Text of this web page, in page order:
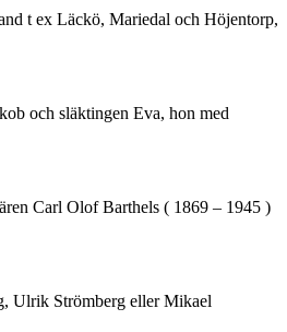
t ex Läckö, Mariedal och Höjentorp,
och släktingen Eva, hon med
Carl Olof Barthels ( 1869 – 1945 )
Ulrik Strömberg eller Mikael